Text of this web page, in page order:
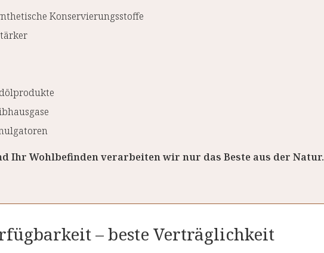
Konservierungsstoffe
Ihr Wohlbefinden verarbeiten wir nur das Beste aus der Natur.
– beste Verträglichkeit